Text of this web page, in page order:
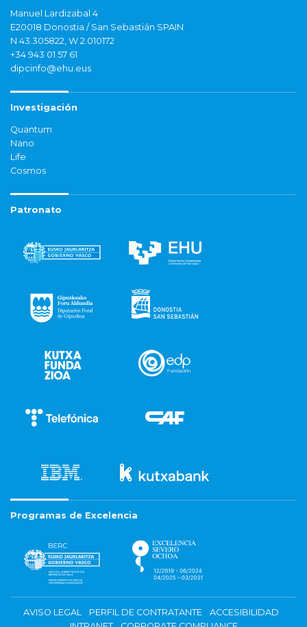
Manuel Lardizabal 4
E20018 Donostia / San Sebastián SPAIN
N 43.305822, W 2.010172
+34 943 01 57 61
dipcinfo@ehu.eus
Investigación
Quantum
Nano
Life
Cosmos
Patronato
Programas de Excelencia
AVISO LEGAL PERFIL DE CONTRATANTE
ACCESIBILIDAD